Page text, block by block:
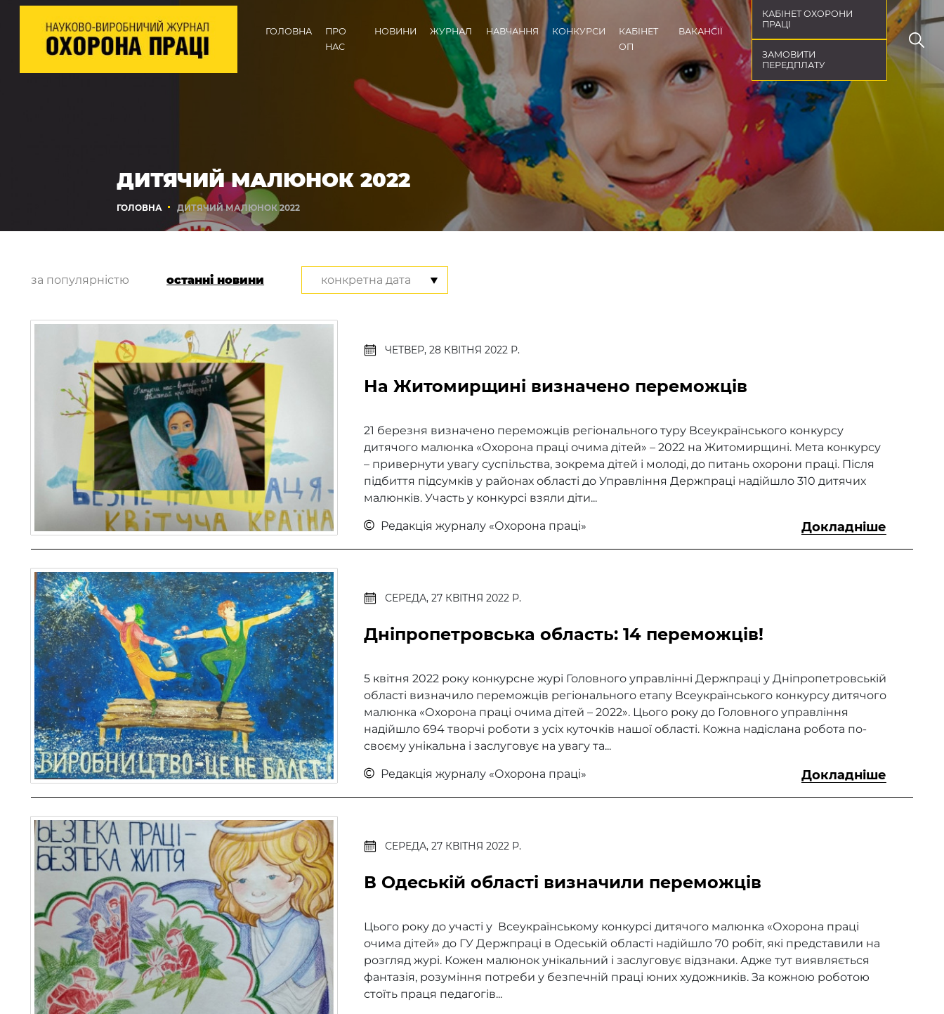
ГОЛОВНА
ПРО
НАС
НОВИНИ ЖУРНАЛ НАВЧАННЯ КОНКУРСИ
КАБІНЕТ
ОП
ВАКАНСІЇ
КАБІНЕТ ОХОРОНИ
ПРАЦІ
ЗАМОВИТИ
ПЕРЕДПЛАТУ
ДИТЯЧИЙ МАЛЮНОК 2022
ГОЛОВНА ДИТЯЧИЙ МАЛЮНОК 2022
за популярністю останні новини конкретна дата
ЧЕТВЕР, 28 КВІТНЯ 2022 Р.
На Житомирщині визначено переможців
21 березня визначено переможців регіонального туру Всеукраїнського конкурсу
дитячого малюнка «Охорона праці очима дітей» – 2022 на Житомирщині. Мета конкурсу
– привернути увагу суспільства, зокрема дітей і молоді, до питань охорони праці. Після
підбиття підсумків у районах області до Управління Держпраці надійшло 310 дитячих
малюнків. Участь у конкурсі взяли діти...
Редакція журналу «Охорона праці» Докладніше
СЕРЕДА, 27 КВІТНЯ 2022 Р.
Дніпропетровська область: 14 переможців!
5 квітня 2022 року конкурсне журі Головного управлінні Держпраці у Дніпропетровській
області визначило переможців регіонального етапу Всеукраїнського конкурсу дитячого
малюнка «Охорона праці очима дітей – 2022». Цього року до Головного управління
надійшло 694 творчі роботи з усіх куточків нашої області. Кожна надіслана робота по-
своєму унікальна і заслуговує на увагу та...
Редакція журналу «Охорона праці» Докладніше
СЕРЕДА, 27 КВІТНЯ 2022 Р.
В Одеській області визначили переможців
Цього року до участі у Всеукраїнському конкурсі дитячого малюнка «Охорона праці
очима дітей» до ГУ Держпраці в Одеській області надійшло 70 робіт, які представили на
розгляд журі. Кожен малюнок унікальний і заслуговує відзнаки. Адже тут виявляється
фантазія, розуміння потреби у безпечній праці юних художників. За кожною роботою
стоїть праця педагогів...